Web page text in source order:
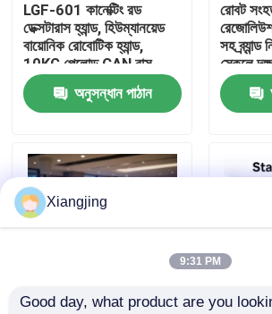
কারখানা ভ্রমণ
মান নিয়ন্ত্রণ
ব্লগ
শিল্প রোবট হাত
LGF-601 কানেক্টিং রড
ডেক্সটারাস হ্যান্ড, হিউম্যানয়েড
বায়োনিক রোবোটিক হ্যান্ড,
10KG পেলোড CAN বাস
রোবট এন্ড ইফেক্টর গ্রিপার
অনুসন্ধান পাঠান
রোবট
সহ ব্র্যান্ড
স্কেলে
Xiangjing
9:31 PM
Good day, what product are you